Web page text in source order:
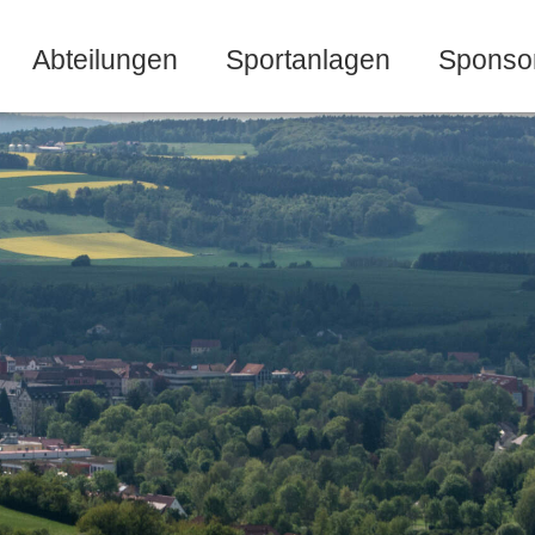
Abteilungen Sportanlagen